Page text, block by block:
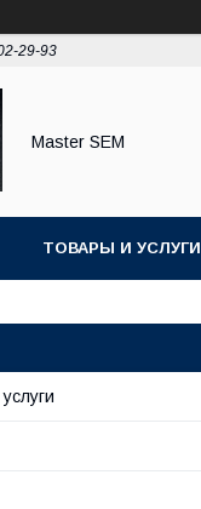
29-93
Master SEM
ТОВАРЫ И УСЛУГИ